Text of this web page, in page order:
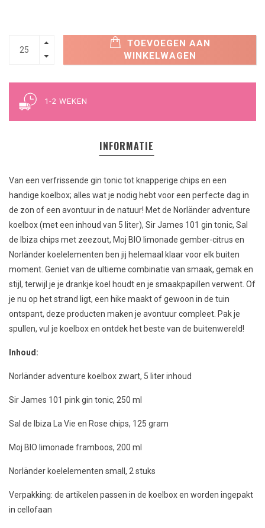
TOEVOEGEN AAN
WINKELWAGEN
1-2 WEKEN
INFORMATIE
Van een verfrissende gin tonic tot knapperige chips en een
handige koelbox; alles wat je nodig hebt voor een perfecte dag in
de zon of een avontuur in de natuur! Met de Norländer adventure
koelbox (met een inhoud van 5 liter), Sir James 101 gin tonic, Sal
de Ibiza chips met zeezout, Moj BIO limonade gember-citrus en
Norländer koelelementen ben jij helemaal klaar voor elk buiten
moment. Geniet van de ultieme combinatie van smaak, gemak en
stijl, terwijl je je drankje koel houdt en je smaakpapillen verwent. Of
je nu op het strand ligt, een hike maakt of gewoon in de tuin
ontspant, deze producten maken je avontuur compleet. Pak je
spullen, vul je koelbox en ontdek het beste van de buitenwereld!
Inhoud:
Norländer adventure koelbox zwart, 5 liter inhoud
Sir James 101 pink gin tonic, 250 ml
Sal de Ibiza La Vie en Rose chips, 125 gram
Moj BIO limonade framboos, 200 ml
Norländer koelelementen small, 2 stuks
Verpakking: de artikelen passen in de koelbox en worden ingepakt
in cellofaan